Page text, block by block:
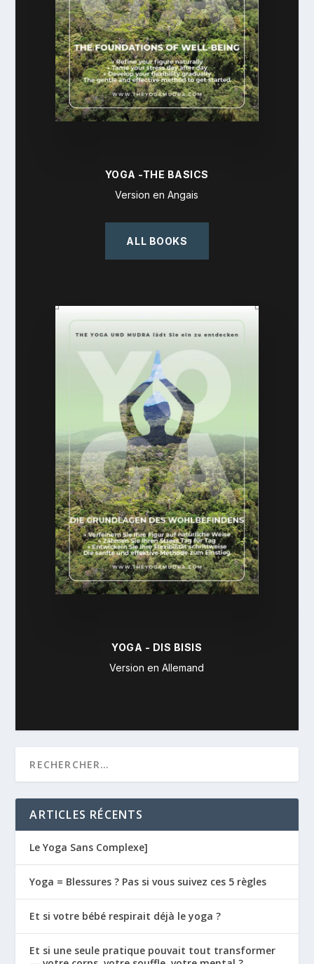
YOGA -THE BASICS
Version en Angais
ALL BOOKS
YOGA - DIS BISIS
Version en Allemand
ARTICLES RÉCENTS
Le Yoga Sans Complexe]
Yoga = Blessures ? Pas si vous suivez ces 5 règles
Et si votre bébé respirait déjà le yoga ?
Et si une seule pratique pouvait tout transformer